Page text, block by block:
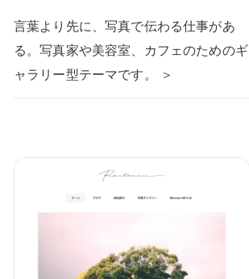
言葉より先に、写真で伝わる仕事があ
る。写真家や美容室、カフェのためのギ
ャラリー型テーマです。 ＞